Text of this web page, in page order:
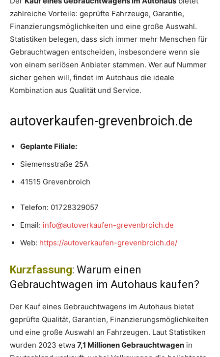
zahlreiche Vorteile: geprüfte Fahrzeuge, Garantie,
Finanzierungsmöglichkeiten und eine große Auswahl.
Statistiken belegen, dass sich immer mehr Menschen für
Gebrauchtwagen entscheiden, insbesondere wenn sie
von einem seriösen Anbieter stammen. Wer auf Nummer
sicher gehen will, findet im Autohaus die ideale
Kombination aus Qualität und Service.
autoverkaufen-grevenbroich.de
Geplante Filiale:
Siemensstraße 25A
41515 Grevenbroich
Telefon: 01728329057
Email: info@autoverkaufen-grevenbroich.de
Web: https://autoverkaufen-grevenbroich.de/
Kurzfassung: Warum einen
Gebrauchtwagen im Autohaus kaufen?
Der Kauf eines Gebrauchtwagens im Autohaus bietet
geprüfte Qualität, Garantien, Finanzierungsmöglichkeiten
und eine große Auswahl an Fahrzeugen. Laut Statistiken
wurden 2023 etwa 7,1 Millionen Gebrauchtwagen in